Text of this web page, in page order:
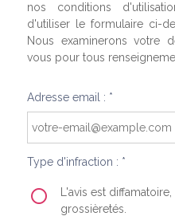
nos conditions
d'utiliser le formulaire ci-
Nous examinerons votre
vous pour tous
Adresse email : *
Type d'infraction : *
L'avis est
grossièretés.